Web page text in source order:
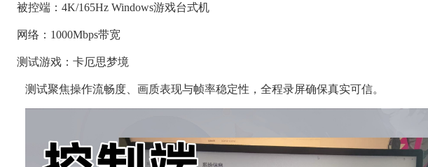
被控端：4K/165Hz Windows游戏台式机
网络：1000Mbps带宽
测试游戏：卡厄思梦境
测试聚焦操作流畅度、画质表现与帧率稳定性，全程录屏确保真实可信。